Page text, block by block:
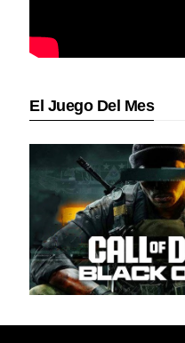
El Juego Del Mes